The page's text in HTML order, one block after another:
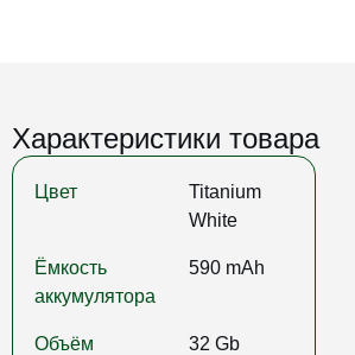
Характеристики товара
Цвет
Titanium
White
Ёмкость
аккумулятора
590 mAh
Объём
32 Gb